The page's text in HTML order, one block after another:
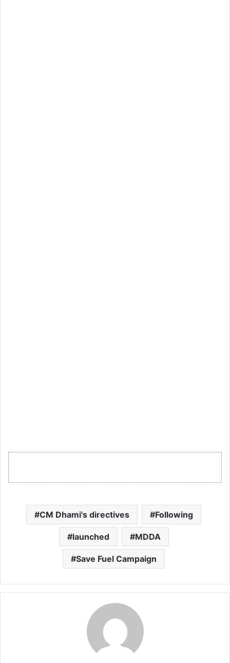
CM Dhami's directives Following
launched MDDA
Save Fuel Campaign